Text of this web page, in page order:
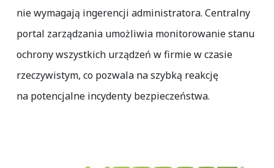
nie wymagają ingerencji administratora. Centralny
portal zarządzania umożliwia monitorowanie stanu
ochrony wszystkich urządzeń w firmie w czasie
rzeczywistym, co pozwala na szybką reakcję
na potencjalne incydenty bezpieczeństwa.